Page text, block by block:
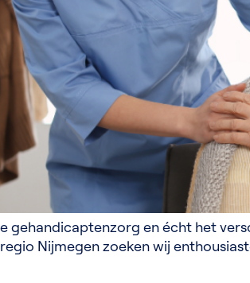
gehandicaptenzorg en écht het
Nijmegen zoeken wij